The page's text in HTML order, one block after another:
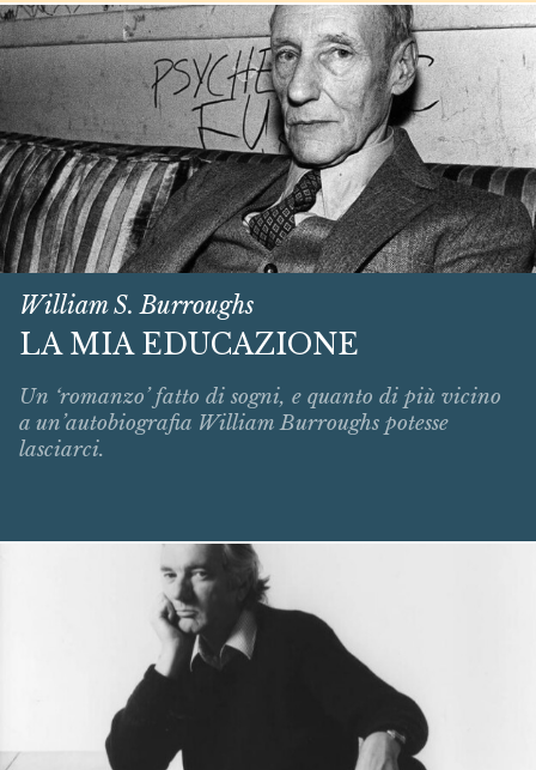
William S. Burroughs
LA MIA EDUCAZIONE
Un ‘romanzo’ fatto di sogni, e quanto di più vicino
a un’autobiografia William Burroughs potesse
lasciarci.